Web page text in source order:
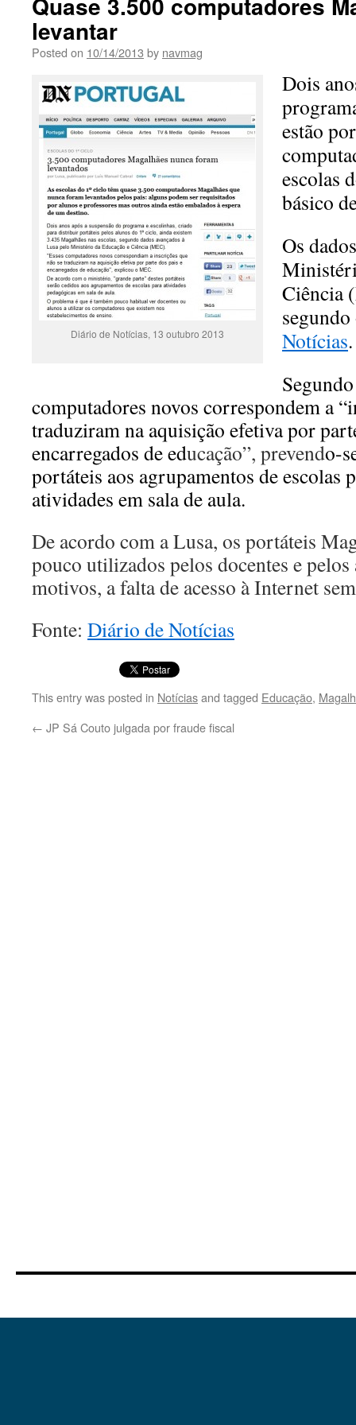
levantar
Posted on 10/14/2013 by navmag
Diário de Notícias, 13 outubro 2013
Dois
estão
escolas
básico
Os
Ciência
Notícias.
computadores novos correspondem a
traduziram na aquisição efetiva por
encarregados de educação”, prevendo-
portáteis aos agrupamentos de escolas
atividades em sala de aula.
De acordo com a Lusa, os portáteis
pouco utilizados pelos docentes e
motivos, a falta de acesso à Internet
Fonte: Diário de Notícias
This entry was posted in Notíciasand tagged Educação,
← JP Sá Couto julgada por fraude fiscal